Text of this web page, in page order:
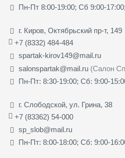
Пн-Пт 8:00-19:00; Сб 9:00-
г. Киров, Октябрьский пр-т, 149
+7 (8332) 484-484
spartak-kirov149@mail.ru
salonspartak@mail.ru (Салон
Пн-Пт: 8:30-19:00; Сб: 9:00-
г. Слободской, ул. Грина, 38
+7 (83362) 54-000
sp_slob@mail.ru
Пн-Пт: 8:00-18:00; Сб: 9:00-